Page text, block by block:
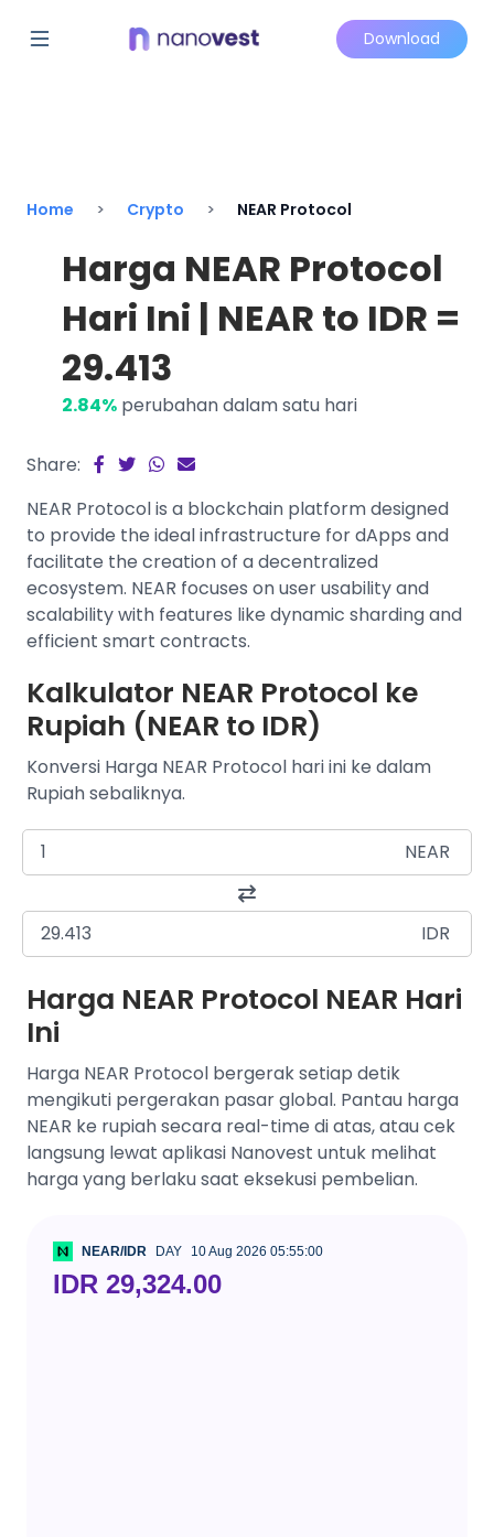
Download
Home Crypto NEAR Protocol
Harga NEAR Protocol
Hari Ini | NEAR to IDR =
29.413
2.84%perubahan dalam satu hari
Share:
NEAR Protocol is a blockchain platform designed
to provide the ideal infrastructure for dApps and
facilitate the creation of a decentralized
ecosystem. NEAR focuses on user usability and
scalability with features like dynamic sharding and
efficient smart contracts.
Kalkulator NEAR Protocol ke
Rupiah (NEAR to IDR)
Konversi Harga NEAR Protocol hari ini ke dalam
Rupiah sebaliknya.
NEAR
IDR
Harga NEAR Protocol NEAR Hari
Ini
Harga NEAR Protocol bergerak setiap detik
mengikuti pergerakan pasar global. Pantau harga
NEAR ke rupiah secara real-time di atas, atau cek
langsung lewat aplikasi Nanovest untuk melihat
harga yang berlaku saat eksekusi pembelian.
NEAR/IDR DAY 10 Aug 2026 05:55:00
IDR 29,324.00